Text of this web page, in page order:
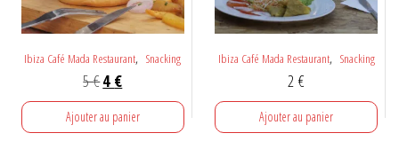
Ibiza Café Mada Restaurant, Snacking
5€Le
prix
initial
4 €Le
prix
actuel
Ajouter au panier
Ibiza Café Mada Restaurant, Snacking
2€
Ajouter au panier